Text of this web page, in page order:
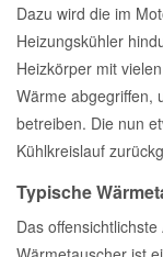
Dazu wird die im
Heizungskühler
Heizkörper mit
Wärme abgegriffen,
betreiben. Die nun
Kühlkreislauf
Typische
Das